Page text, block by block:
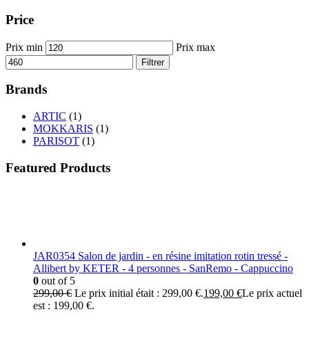
Price
Prix min Prix max
Filtrer
Brands
ARTIC (1)
MOKKARIS (1)
PARISOT (1)
Featured Products
JAR0354 Salon de jardin - en résine imitation rotin tressé -
Allibert by KETER - 4 personnes - SanRemo - Cappuccino
0 out of 5
299,00€ Le prix initial était : 299,00 €.199,00 €Le prix actuel
est : 199,00 €.